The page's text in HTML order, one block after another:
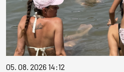
05. 08. 2026 14:12